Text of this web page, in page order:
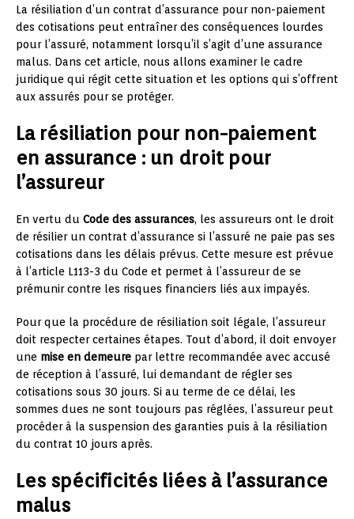
La résiliation d’un contrat d’assurance pour non-paiement
des cotisations peut entraîner des conséquences lourdes
pour l’assuré, notamment lorsqu’il s’agit d’une assurance
malus. Dans cet article, nous allons examiner le cadre
juridique qui régit cette situation et les options qui s’offrent
aux assurés pour se protéger.
La résiliation pour non-paiement
en assurance : un droit pour
l’assureur
En vertu du Code des assurances, les assureurs ont le droit
de résilier un contrat d’assurance si l’assuré ne paie pas ses
cotisations dans les délais prévus. Cette mesure est prévue
à l’article L113-3 du Code et permet à l’assureur de se
prémunir contre les risques financiers liés aux impayés.
Pour que la procédure de résiliation soit légale, l’assureur
doit respecter certaines étapes. Tout d’abord, il doit envoyer
une mise en demeure par lettre recommandée avec accusé
de réception à l’assuré, lui demandant de régler ses
cotisations sous 30 jours. Si au terme de ce délai, les
sommes dues ne sont toujours pas réglées, l’assureur peut
procéder à la suspension des garanties puis à la résiliation
du contrat 10 jours après.
Les spécificités liées à l’assurance
malus